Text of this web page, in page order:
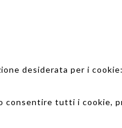
desiderata per i cookie:
consentire tutti i cookie,